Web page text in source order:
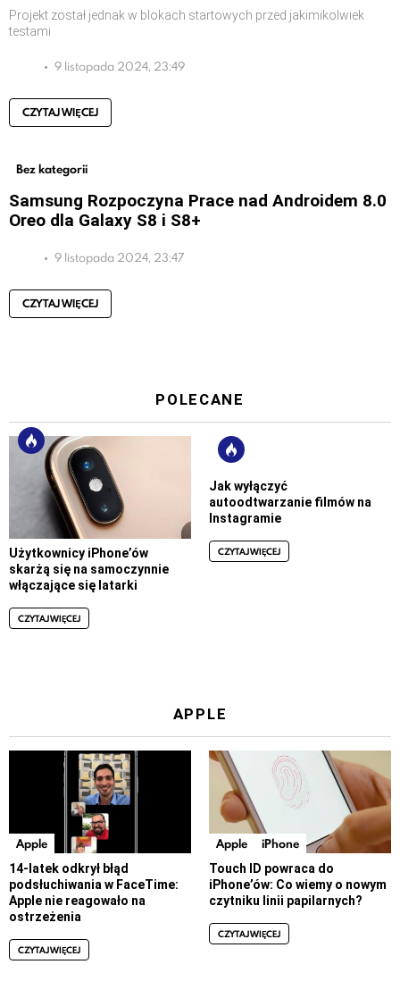
Projekt został jednak w blokach startowych przed jakimikolwiek
testami
9 listopada 2024, 23:49
CZYTAJ WIĘCEJ
Bez kategorii
Samsung Rozpoczyna Prace nad Androidem 8.0
Oreo dla Galaxy S8 i S8+
9 listopada 2024, 23:47
CZYTAJ WIĘCEJ
POLECANE
Użytkownicy iPhone’ów
skarżą się na samoczynnie
włączające się latarki
CZYTAJ WIĘCEJ
Jak wyłączyć
autoodtwarzanie filmów na
Instagramie
CZYTAJ WIĘCEJ
APPLE
Apple
14-latek odkrył błąd
podsłuchiwania w FaceTime:
Apple nie reagowało na
ostrzeżenia
CZYTAJ WIĘCEJ
Apple iPhone
Touch ID powraca do
iPhone’ów: Co wiemy o nowym
czytniku linii papilarnych?
CZYTAJ WIĘCEJ